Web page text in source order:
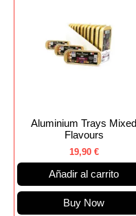
Aluminium Trays Mixed
Flavours
19,90 €
Añadir al carrito
Buy Now